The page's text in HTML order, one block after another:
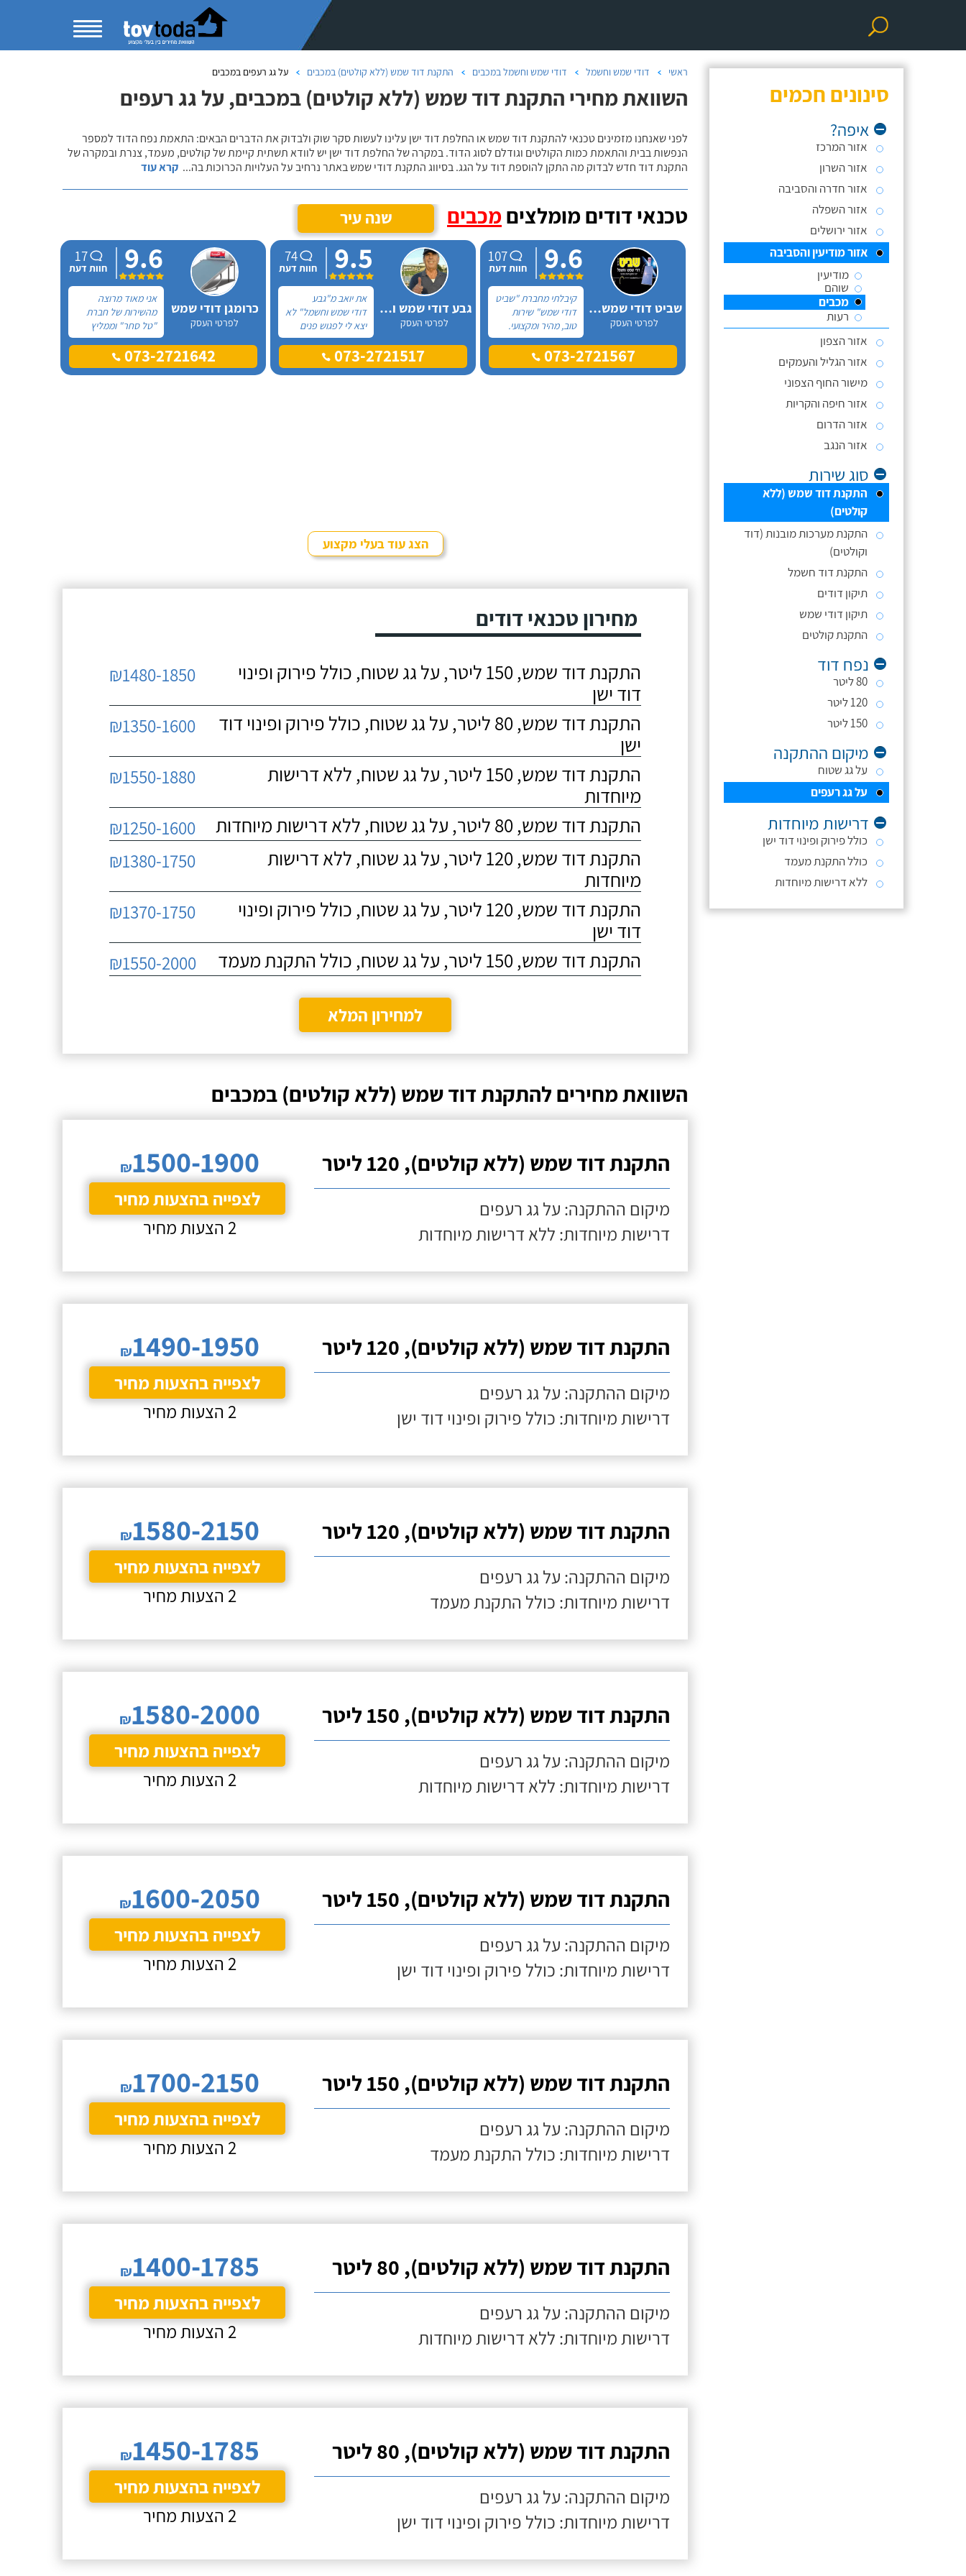
סינונים חכמים
איפה?
אזור המרכז
אזור השרון
אזור חדרה והסביבה
אזור השפלה
אזור ירושלים
אזור מודיעין והסביבה
מודיעין
שוהם
מכבים
רעות
אזור הצפון
אזור הגליל והעמקים
מישור החוף הצפוני
אזור חיפה והקריות
אזור הדרום
אזור הנגב
סוג שירות
התקנת דוד שמש (ללא
קולטים)
התקנת מערכות מובנות (דוד
וקולטים)
התקנת דוד חשמל
תיקון דודים
תיקון דודי שמש
התקנת קולטים
נפח דוד
80 ליטר
120 ליטר
150 ליטר
מיקום ההתקנה
על גג שטוח
על גג רעפים
דרישות מיוחדות
כולל פירוק ופינוי דוד ישן
כולל התקנת מעמד
ללא דרישות מיוחדות
ראשי דודי שמש וחשמל דודי שמש וחשמל במכבים התקנת דוד שמש (ללא קולטים) במכבים על גג רעפים במכבים
השוואת מחירי התקנת דוד שמש (ללא קולטים) במכבים, על גג רעפים
לפני שאנחנו מזמינים טכנאי להתקנת דוד שמש או החלפת דוד ישן עלינו לעשות סקר שוק ולבדוק את הדברים הבאים: התאמת נפח הדוד למספר
הנפשות בבית והתאמת כמות הקולטים וגודלם לסוג הדוד. במקרה של החלפת דוד ישן יש לוודא תשתית קיימת של קולטים, מעמד, צנרת ובמקרה של
התקנת דוד חדש לבדוק מה התקן להוספת דוד על הגג. בסיווג התקנת דודי שמש באתר נרחיב על העלויות הכרוכות בה... קרא עוד
טכנאי דודים מומלצים מכבים שנה עיר
שביט דודי שמש וחשמל בע"מ
לפרטי העסק
9.6
107
חוות דעת
קיבלתי מחברת "שביט
דודי שמש" שירות
טוב, מהיר ומקצועי.
הזמנתי אותם לא
מזמן, כשהתפוצץ לי
הדוד שמש של
073-2721567
גבע דודי שמש וחשמל
לפרטי העסק
9.5
74
חוות דעת
את יואב מ"גבע
דודי שמש וחשמל" לא
יצא לי לפגוש פנים
מול פנים, כל
ההתקשרות איתו
הייתה דרך הטלפון.073-2721517
כרומגן דודי שמש
לפרטי העסק
9.6
17
חוות דעת
אני מאוד מרוצה
מהשירות של חברת
"טל סחר" וממליץ
עליהם מכל הלב!
פניתי אליהם לצורך
החלפת דוד שמש073-2721642
הצג עוד בעלי מקצוע
מחירון טכנאי דודים
התקנת דוד שמש, 150 ליטר, על גג שטוח, כולל פירוק ופינוי
דוד ישן
₪1480-1850
התקנת דוד שמש, 80 ליטר, על גג שטוח, כולל פירוק ופינוי דוד
ישן
₪1350-1600
התקנת דוד שמש, 150 ליטר, על גג שטוח, ללא דרישות
מיוחדות
₪1550-1880
התקנת דוד שמש, 80 ליטר, על גג שטוח, ללא דרישות מיוחדות ₪1250-1600
התקנת דוד שמש, 120 ליטר, על גג שטוח, ללא דרישות
מיוחדות
₪1380-1750
התקנת דוד שמש, 120 ליטר, על גג שטוח, כולל פירוק ופינוי
דוד ישן
₪1370-1750
התקנת דוד שמש, 150 ליטר, על גג שטוח, כולל התקנת מעמד ₪1550-2000
למחירון המלא
השוואת מחירים להתקנת דוד שמש (ללא קולטים) במכבים
התקנת דוד שמש (ללא קולטים), 120 ליטר
מיקום ההתקנה: על גג רעפים
דרישות מיוחדות: ללא דרישות מיוחדות
₪1500-1900
לצפייה בהצעות מחיר
2 הצעות מחיר
התקנת דוד שמש (ללא קולטים), 120 ליטר
מיקום ההתקנה: על גג רעפים
דרישות מיוחדות: כולל פירוק ופינוי דוד ישן
₪1490-1950
לצפייה בהצעות מחיר
2 הצעות מחיר
התקנת דוד שמש (ללא קולטים), 120 ליטר
מיקום ההתקנה: על גג רעפים
דרישות מיוחדות: כולל התקנת מעמד
₪1580-2150
לצפייה בהצעות מחיר
2 הצעות מחיר
התקנת דוד שמש (ללא קולטים), 150 ליטר
מיקום ההתקנה: על גג רעפים
דרישות מיוחדות: ללא דרישות מיוחדות
₪1580-2000
לצפייה בהצעות מחיר
2 הצעות מחיר
התקנת דוד שמש (ללא קולטים), 150 ליטר
מיקום ההתקנה: על גג רעפים
דרישות מיוחדות: כולל פירוק ופינוי דוד ישן
₪1600-2050
לצפייה בהצעות מחיר
2 הצעות מחיר
התקנת דוד שמש (ללא קולטים), 150 ליטר
מיקום ההתקנה: על גג רעפים
דרישות מיוחדות: כולל התקנת מעמד
₪1700-2150
לצפייה בהצעות מחיר
2 הצעות מחיר
התקנת דוד שמש (ללא קולטים), 80 ליטר
מיקום ההתקנה: על גג רעפים
דרישות מיוחדות: ללא דרישות מיוחדות
₪1400-1785
לצפייה בהצעות מחיר
2 הצעות מחיר
התקנת דוד שמש (ללא קולטים), 80 ליטר
מיקום ההתקנה: על גג רעפים
דרישות מיוחדות: כולל פירוק ופינוי דוד ישן
₪1450-1785
לצפייה בהצעות מחיר
2 הצעות מחיר